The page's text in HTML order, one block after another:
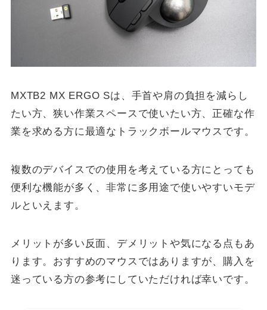
MXTB2 MX ERGO Sは、手首や肩の負担を減らし
たい方、狭い作業スペースで使いたい方、正確な作
業を求める方に最適なトラックボールマウスです。
複数のデバイスでの使用を考えている方にとっても
便利な機能が多く、非常に多用途で使いやすいモデ
ルといえます。
メリットが多い反面、デメリットや気になる点もあ
ります。おすすめのマウスではありますが、購入を
迷っている方の参考にしていただければ幸いです。